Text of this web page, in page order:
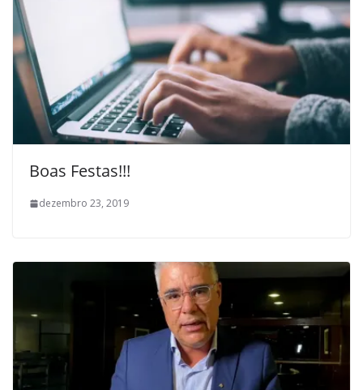
Boas Festas!!!
dezembro 23, 2019